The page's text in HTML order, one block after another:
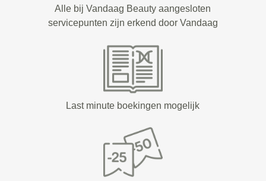
Alle bij Vandaag Beauty aangesloten
servicepunten zijn erkend door Vandaag
Last minute boekingen mogelijk